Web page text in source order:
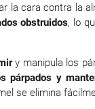
la cara contra la
obstruidos, lo
y manipula los
párpados y
se elimina